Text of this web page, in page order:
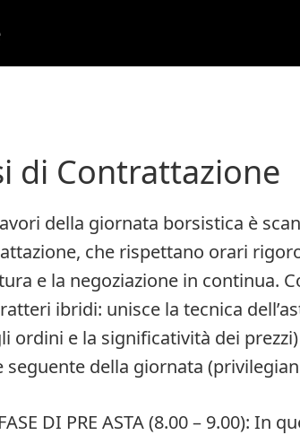
di Contrattazione
della giornata borsistica è
che rispettano orari
e la negoziazione in continua.
ibridi: unisce la tecnica
ordini e la significatività dei
seguente della giornata
DI PRE ASTA (8.00 – 9.00):